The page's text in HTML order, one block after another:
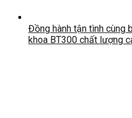
Đồng hành tận tình cùng
khoa BT300 chất lượng